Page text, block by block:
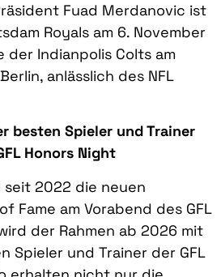
Fuad Merdanovic ist
Royals am 6. November
der Indianpolis Colts am
anlässlich des NFL
besten Spieler und Trainer
Honors Night
seit 2022 die neuen
Fame am Vorabend des GFL
der Rahmen ab 2026 mit
Spieler und Trainer der GFL